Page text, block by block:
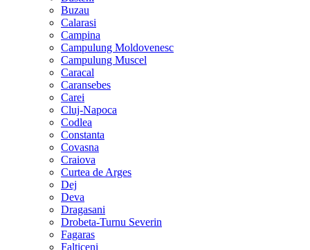
Buzau
Calarasi
Campina
Campulung Moldovenesc
Campulung Muscel
Caracal
Caransebes
Carei
Cluj-Napoca
Codlea
Constanta
Covasna
Craiova
Curtea de Arges
Dej
Deva
Dragasani
Drobeta-Turnu Severin
Fagaras
Falticeni